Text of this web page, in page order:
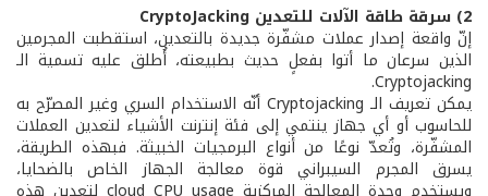
2) سرقة طاقة الآلات للتعدين CryptoJacking
إنّ واقعة إصدار عملات مشفّرة جديدة بالتعدين، استقطبت المجرمين
الذين سرعان ما أتوا بفعلٍ حديث بطبيعته، أُطلق عليه تسمية الـ
Cryptojacking.
يمكن تعريف الـ Cryptojacking أنّه الاستخدام السري وغير المصرّح به
للحاسوب أو أي جهاز ينتمي إلى فئة إنترنت الأشياء لتعدين العملات
المشفّرة، وتُعدّ نوعًا من أنواع البرمجيات الخبيثة. فبهذه الطريقة،
يسرق المجرم السيبراني قوة معالجة الجهاز الخاص بالضحايا،